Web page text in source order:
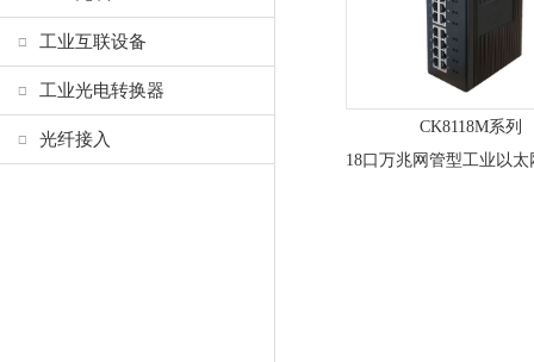
工业互联设备
工业光电转换器
光纤接入
CK8118M系列
18口万兆网管型工业以